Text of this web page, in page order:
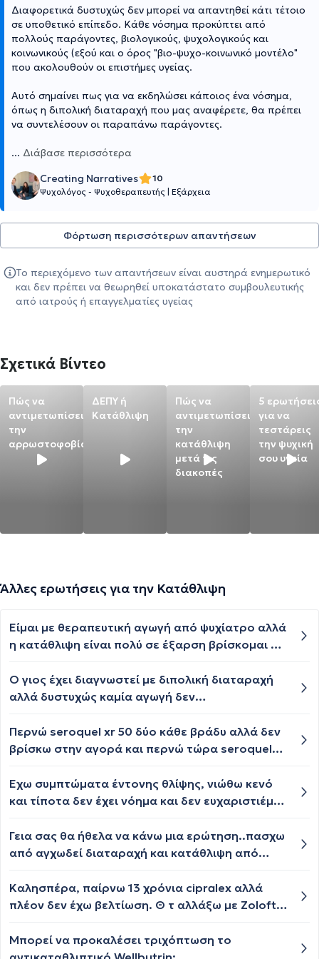
Διαφορετικά δυστυχώς δεν μπορεί να απαντηθεί κάτι τέτοιο
σε υποθετικό επίπεδο. Κάθε νόσημα προκύπτει από
πολλούς παράγοντες, βιολογικούς, ψυχολογικούς και
κοινωνικούς (εξού και ο όρος "βιο-ψυχο-κοινωνικό μοντέλο"
που ακολουθούν οι επιστήμες υγείας.
Αυτό σημαίνει πως για να εκδηλώσει κάποιος ένα νόσημα,
όπως η διπολική διαταραχή που μας αναφέρετε, θα πρέπει
να συντελέσουν οι παραπάνω παράγοντες.
... Διάβασε περισσότερα
Creating Narratives
10
Ψυχολόγος - Ψυχοθεραπευτής Εξάρχεια
Φόρτωση περισσότερων απαντήσεων
Το περιεχόμενο των απαντήσεων είναι αυστηρά ενημερωτικό
και δεν πρέπει να θεωρηθεί υποκατάστατο συμβουλευτικής
από ιατρούς ή επαγγελματίες υγείας
Σχετικά Βίντεο
Πώς να
αντιμετωπίσεις
την
αρρωστοφοβία
ΔΕΠΥ ή
Κατάθλιψη
Πώς να
αντιμετωπίσεις
την
κατάθλιψη
μετά τις
διακοπές
5
για να
τεστάρεις
την ψυχική
σου υγεία
Άλλες ερωτήσεις για την Κατάθλιψη
Είμαι με θεραπευτική αγωγή από ψυχίατρο αλλά
η κατάθλιψη είναι πολύ σε έξαρση βρίσκομαι σε
κάνω και ψυχοθεραπεία τι μου προτείνετε
ευχαριστώ
Ο γιος έχει διαγνωστεί με διπολική διαταραχή
αλλά δυστυχώς καμία αγωγή δεν
γίνει λάθος διάγνωση;
Περνώ seroquel xr 50 δύο κάθε βράδυ αλλά δεν
βρίσκω στην αγορά και περνώ τώρα seroquel
Έχω συμπτώματα έντονης θλίψης, νιώθω κενό
και τίποτα δεν έχει νόημα και δεν ευχαριστιέμαι
κάποιες φορές πιάνω το λαιμό μου για να μη
νιώθω αυτό το σφίξιμο .. Κλαίω χωρίς λόγο ..
σενάρια στο μυαλό μου σα ταινία και τις
περισσότερες φορές είναι άσχημα πράγματα
ιστορικό μου είναι παιδική ηλικία σε αλκοολικό
περιβάλλον, παραμέληση και κακοποιήσεις
Γεια σας θα ήθελα να κάνω μια ερώτηση..πασχω
από αγχωδεί διαταραχή και κατάθλιψη από
με έντονα συμπτώματα για πολλά χρόνια ..κάνω
10 χρόνια ψυχοθεραπεία και η αγωγή που
είναι λειτουργική και να μην έχω μια ζωή
κόλαση,πρόσφατα είδα ένα βίντεο από ένα
Καλησπέρα, παίρνω 13 χρόνια cipralex αλλά
πλέον δεν έχω βελτίωση. Θ τ αλλάξω με Zoloft.
εργάζομαι κ δεν μπορώ ν λείπω από την
Μπορεί να προκαλέσει τριχόπτωση το